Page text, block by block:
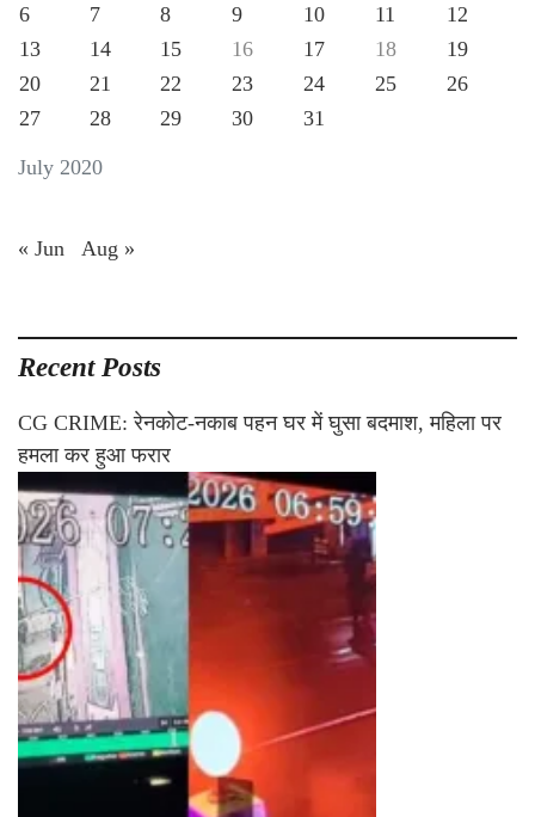
July 2020
6
7 8 9 10 11
12
13
14 15 16 17 18
19
20
21 22 23 24 25
26
27
28 29 30 31
« Jun Aug »
Recent Posts
CG CRIME: रेनकोट-नकाब पहन घर में घुसा बदमाश, महिला पर
हमला कर हुआ फरार